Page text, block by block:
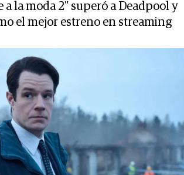
a la moda 2" superó a Deadpool y
el mejor estreno en streaming